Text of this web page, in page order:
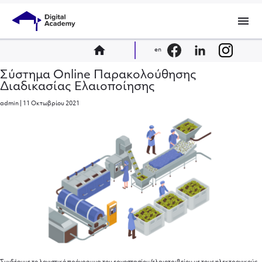
menu
home en
Σύστημα Online Παρακολούθησης
Διαδικασίας Ελαιοποίησης
admin 11 Οκτωβρίου 2021